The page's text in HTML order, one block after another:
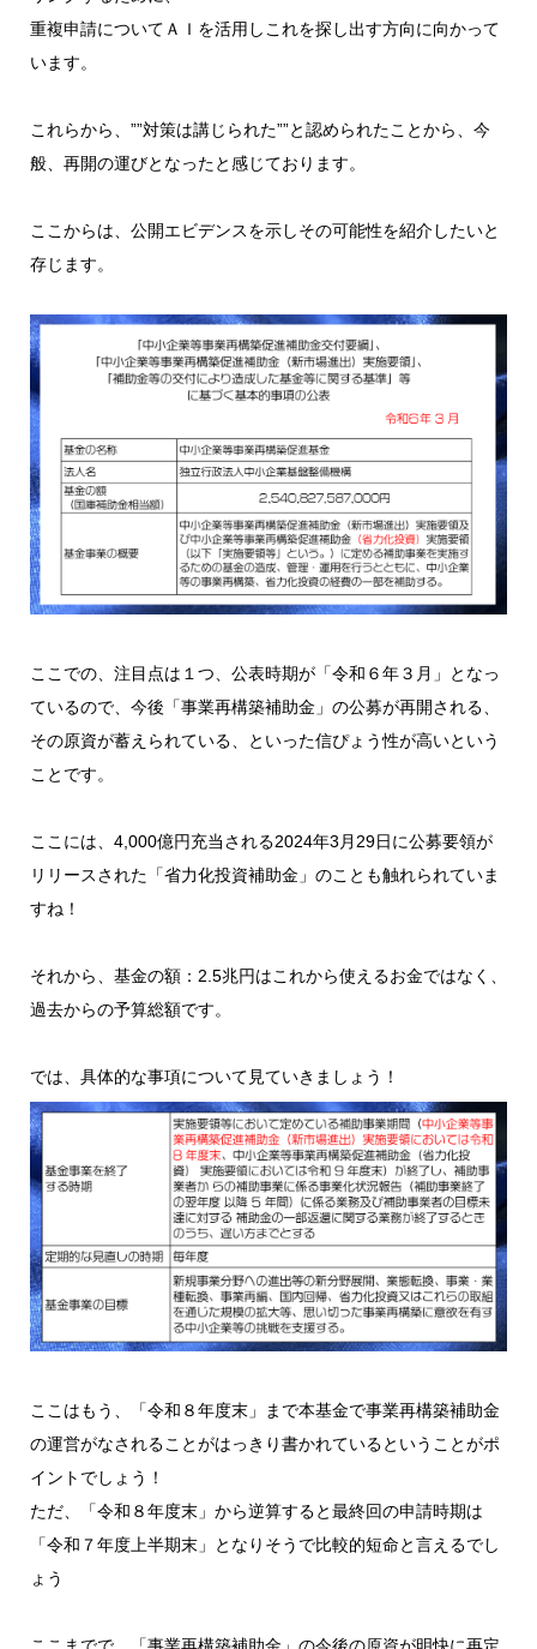
重複申請についてＡＩを活用しこれを探し出す方向に向かって
います。
これらから、””対策は講じられた””と認められたことから、今
般、再開の運びとなったと感じております。
ここからは、公開エビデンスを示しその可能性を紹介したいと
存じます。
ここでの、注目点は１つ、公表時期が「令和６年３月」となっ
ているので、今後「事業再構築補助金」の公募が再開される、
その原資が蓄えられている、といった信ぴょう性が高いという
ことです。
ここには、4,000億円充当される2024年3月29日に公募要領が
リリースされた「省力化投資補助金」のことも触れられていま
すね！
それから、基金の額：2.5兆円はこれから使えるお金ではなく、
過去からの予算総額です。
では、具体的な事項について見ていきましょう！
ここはもう、「令和８年度末」まで本基金で事業再構築補助金
の運営がなされることがはっきり書かれているということがポ
イントでしょう！
ただ、「令和８年度末」から逆算すると最終回の申請時期は
「令和７年度上半期末」となりそうで比較的短命と言えるでし
ょう
ここまでで、「事業再構築補助金」の今後の原資が明快に再定